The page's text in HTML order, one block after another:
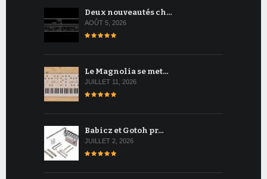
Deux nouveautés ch…
AOÛT 5, 2026
Le Magnolia se met…
JUILLET 11, 2026
Babicz et Gotoh pr…
JUILLET 2, 2026